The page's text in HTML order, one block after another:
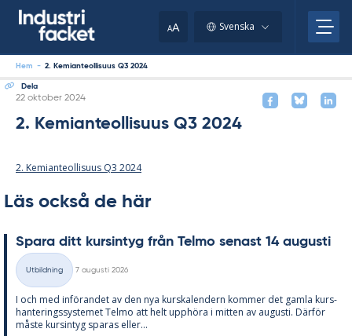
AA Svenska
Hem - 2. Kemianteollisuus Q3 2024
Dela
Skriven
22 oktober 2024
2. Kemianteollisuus Q3 2024
2. Kemianteollisuus Q3 2024
Läs också de här
Spa­ra ditt kursin­tyg från Tel­mo se­nast 14 au­gusti
Kategorier
Utbildning
7 augusti 2026
I och med in­fö­ran­det av den nya kurska­len­dern kom­mer det gam­la kurs­
han­te­rings­sy­ste­met Tel­mo att helt upp­hö­ra i mit­ten av au­gusti. Där­för
mås­te kursin­tyg spa­ras el­ler...